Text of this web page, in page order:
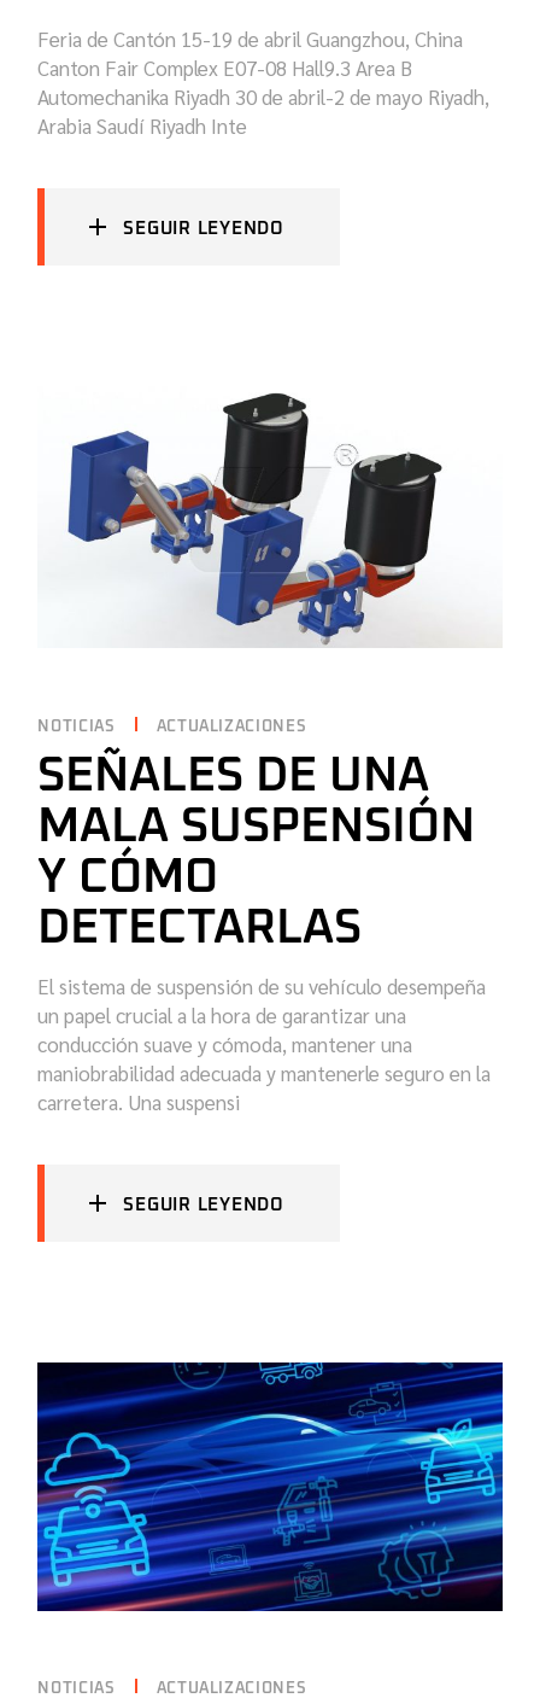
Feria de Cantón 15-19 de abril Guangzhou, China
Canton Fair Complex E07-08 Hall9.3 Area B
Automechanika Riyadh 30 de abril-2 de mayo Riyadh,
Arabia Saudí Riyadh Inte
SEGUIR LEYENDO
NOTICIAS ACTUALIZACIONES
SEÑALES DE UNA
MALA SUSPENSIÓN
Y CÓMO
DETECTARLAS
El sistema de suspensión de su vehículo desempeña
un papel crucial a la hora de garantizar una
conducción suave y cómoda, mantener una
maniobrabilidad adecuada y mantenerle seguro en la
carretera. Una suspensi
SEGUIR LEYENDO
NOTICIAS ACTUALIZACIONES